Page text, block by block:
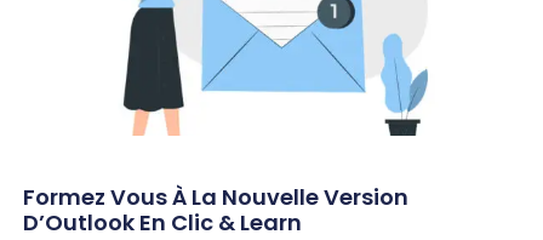
Formez Vous À La Nouvelle Version
D’Outlook En Clic & Learn